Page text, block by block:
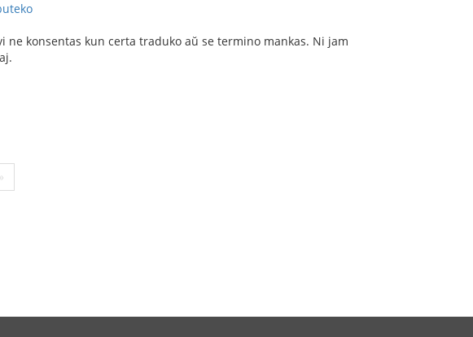
konsentas kun certa traduko aŭ se termino mankas. Ni jam
»